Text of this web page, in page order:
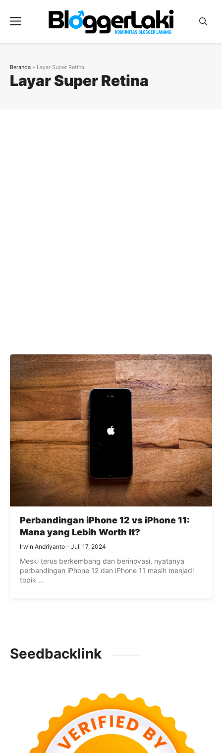
Menu
Layar Super Retina
Beranda » Layar Super Retina
Perbandingan iPhone 12 vs iPhone 11:
Mana yang Lebih Worth It?
Irwin Andriyanto Juli 17, 2024
Meski terus berkembang dan berinovasi, nyatanya
perbandingan iPhone 12 dan iPhone 11 masih menjadi
topik ...
Seedbacklink